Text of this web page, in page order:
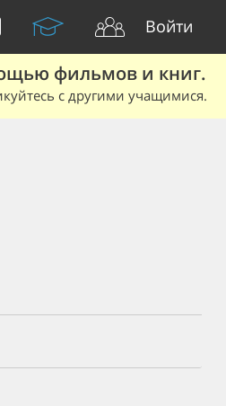
Войти
фильмов и книг.
с другими учащимися.